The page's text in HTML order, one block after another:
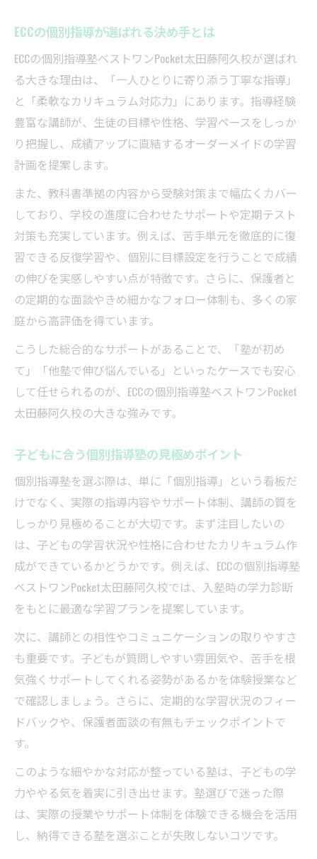
個別指導で家庭学習もサポートできる方法
個別指導塾選びで重視したい安心感の正体
ベストな個別指導の特徴を徹底解説
個別指導のオーダーメイドカリキュラムと
は
個別指導で身につく論理的思考力の育て方
個別指導塾が支持される理由と差別化ポイ
ント
個別指導の自習室活用と時間管理術
ベストな個別指導に共通する指導の工夫
ECCの個別指導が選ばれる決め手とは
ECCの個別指導塾ベストワンPocket太田藤阿久校が選ばれ
る大きな理由は、「一人ひとりに寄り添う丁寧な指導」
と「柔軟なカリキュラム対応力」にあります。指導経験
豊富な講師が、生徒の目標や性格、学習ペースをしっか
り把握し、成績アップに直結するオーダーメイドの学習
計画を提案します。
また、教科書準拠の内容から受験対策まで幅広くカバー
しており、学校の進度に合わせたサポートや定期テスト
対策も充実しています。例えば、苦手単元を徹底的に復
習できる反復学習や、個別に目標設定を行うことで成績
の伸びを実感しやすい点が特徴です。さらに、保護者と
の定期的な面談やきめ細かなフォロー体制も、多くの家
庭から高評価を得ています。
こうした総合的なサポートがあることで、「塾が初め
て」「他塾で伸び悩んでいる」といったケースでも安心
して任せられるのが、ECCの個別指導塾ベストワンPocket
太田藤阿久校の大きな強みです。
子どもに合う個別指導塾の見極めポイント
個別指導塾を選ぶ際は、単に「個別指導」という看板だ
けでなく、実際の指導内容やサポート体制、講師の質を
しっかり見極めることが大切です。まず注目したいの
は、子どもの学習状況や性格に合わせたカリキュラム作
成ができているかどうかです。例えば、ECCの個別指導塾
ベストワンPocket太田藤阿久校では、入塾時の学力診断
をもとに最適な学習プランを提案しています。
次に、講師との相性やコミュニケーションの取りやすさ
も重要です。子どもが質問しやすい雰囲気や、苦手を根
気強くサポートしてくれる姿勢があるかを体験授業など
で確認しましょう。さらに、定期的な学習状況のフィー
ドバックや、保護者面談の有無もチェックポイントで
す。
このような細やかな対応が整っている塾は、子どもの学
力ややる気を着実に引き出せます。塾選びで迷った際
は、実際の授業やサポート体制を体験できる機会を活用
し、納得できる塾を選ぶことが失敗しないコツです。